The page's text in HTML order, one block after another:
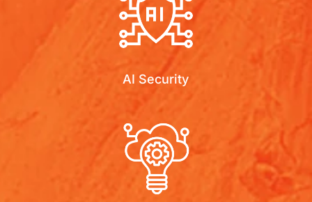
AI Security